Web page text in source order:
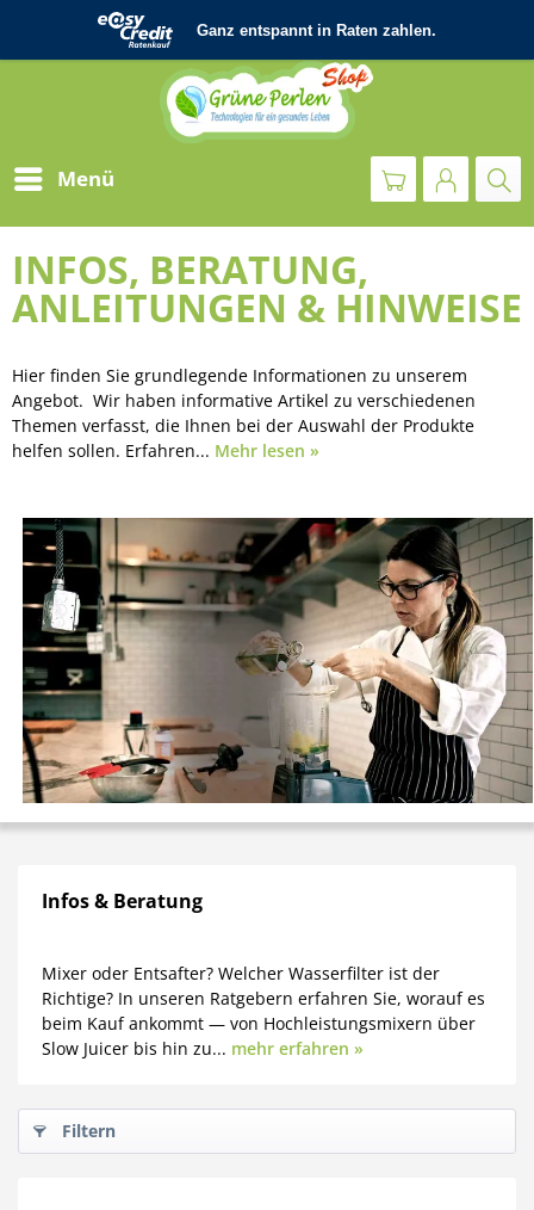
Menü
INFOS, BERATUNG,
ANLEITUNGEN & HINWEISE
Hier finden Sie grundlegende Informationen zu unserem
Angebot. Wir haben informative Artikel zu verschiedenen
Themen verfasst, die Ihnen bei der Auswahl der Produkte
helfen sollen. Erfahren... Mehr lesen »
Infos & Beratung
Mixer oder Entsafter? Welcher Wasserfilter ist der
Richtige? In unseren Ratgebern erfahren Sie, worauf es
beim Kauf ankommt — von Hochleistungsmixern über
Slow Juicer bis hin zu... mehr erfahren »
Filtern